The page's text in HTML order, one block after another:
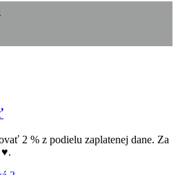
2 % z podielu zaplatenej dane. Za
♥.